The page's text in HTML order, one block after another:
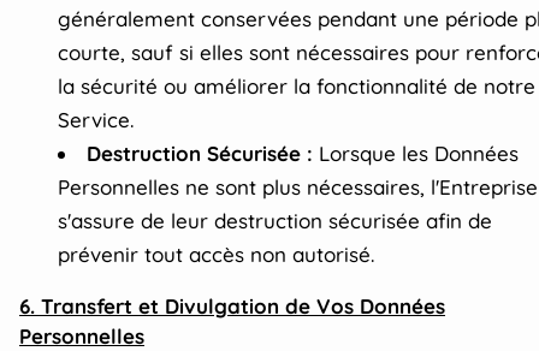
généralement conservées pendant une période
courte, sauf si elles sont nécessaires pour
la sécurité ou améliorer la fonctionnalité de notre
Service.
Destruction Sécurisée : Lorsque les Données
Personnelles ne sont plus nécessaires, l'Entreprise
s'assure de leur destruction sécurisée afin de
prévenir tout accès non autorisé.
6. Transfert et Divulgation de Vos Données
Personnelles